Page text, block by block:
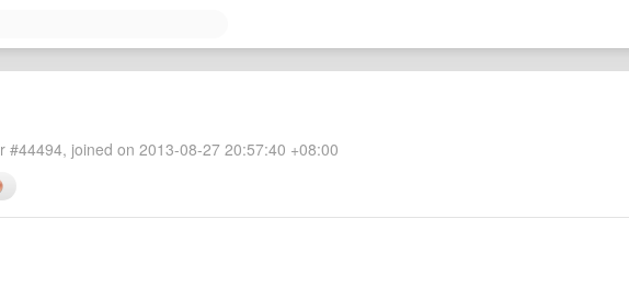
#44494, joined on 2013-08-27 20:57:40 +08:00